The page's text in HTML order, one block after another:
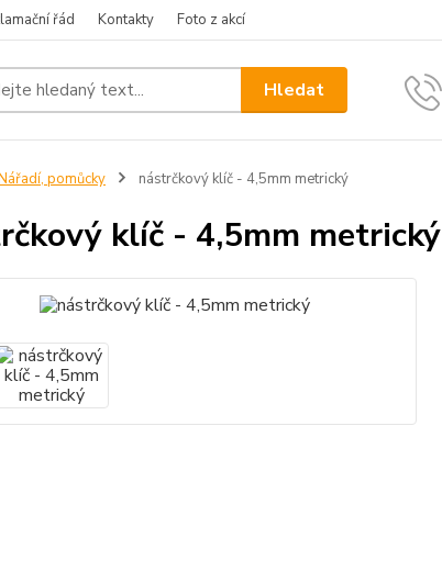
řád Kontakty Foto z akcí
Hledat
pomůcky nástrčkový klíč - 4,5mm metrický
klíč - 4,5mm metrický